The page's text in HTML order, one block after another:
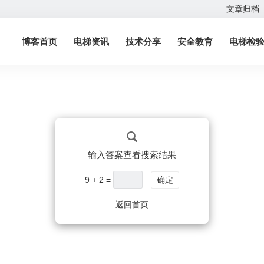
文章归档
博客首页 电梯资讯 技术分享 安全教育 电梯检验
输入答案查看搜索结果
9 + 2 = 确定
返回首页